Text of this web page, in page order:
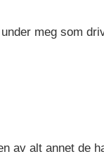
meg som
av alt annet de